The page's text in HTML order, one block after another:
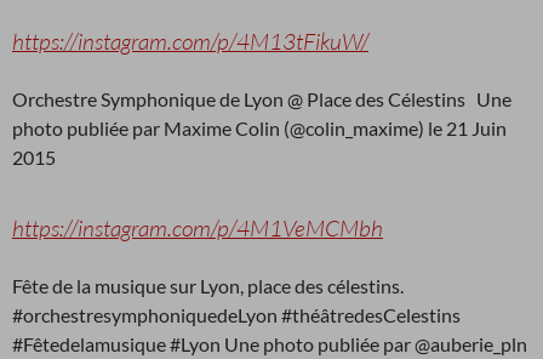
https://instagram.com/p/4M13tFikuW/
Orchestre Symphonique de Lyon @ Place des Célestins Une
photo publiée par Maxime Colin (@colin_maxime) le 21 Juin
2015
https://instagram.com/p/4M1VeMCMbh
Fête de la musique sur Lyon, place des célestins.
#orchestresymphoniquedeLyon #théâtredesCelestins
#Fêtedelamusique #Lyon Une photo publiée par @auberie_pln